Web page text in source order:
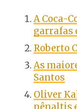
A Coca-
garrafas
Roberto
As
Santos
Oliver